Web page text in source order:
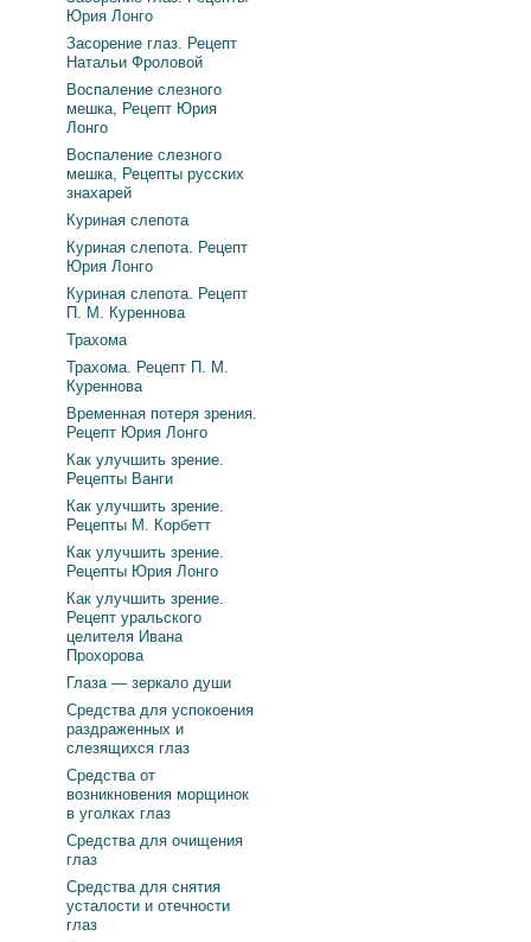
Юрия Лонго
Засорение глаз. Рецепт
Натальи Фроловой
Воспаление слезного
мешка, Рецепт Юрия
Лонго
Воспаление слезного
мешка, Рецепты русских
знахарей
Куриная слепота
Куриная слепота. Рецепт
Юрия Лонго
Куриная слепота. Рецепт
П. М. Куреннова
Трахома
Трахома. Рецепт П. М.
Куреннова
Временная потеря зрения.
Рецепт Юрия Лонго
Как улучшить зрение.
Рецепты Ванги
Как улучшить зрение.
Рецепты М. Корбетт
Как улучшить зрение.
Рецепты Юрия Лонго
Как улучшить зрение.
Рецепт уральского
целителя Ивана
Прохорова
Глаза — зеркало души
Средства для успокоения
раздраженных и
слезящихся глаз
Средства от
возникновения морщинок
в уголках глаз
Средства для очищения
глаз
Средства для снятия
усталости и отечности
глаз